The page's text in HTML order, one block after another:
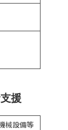
援
械設備等